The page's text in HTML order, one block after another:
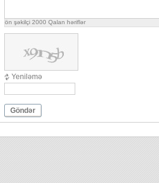
ön şəkilçi 2000 Qalan həriflər
Yeniləmə
Göndər